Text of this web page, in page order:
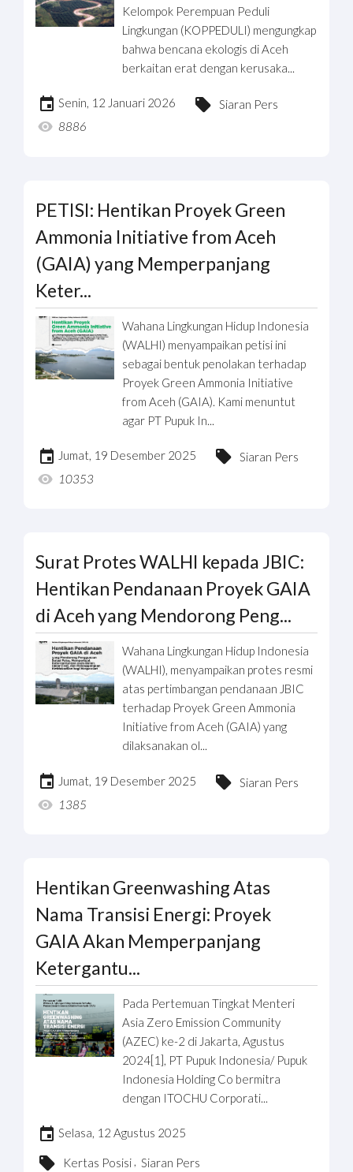
Kelompok Perempuan Peduli
Lingkungan (KOPPEDULI) mengungkap
bahwa bencana ekologis di Aceh
berkaitan erat dengan kerusaka...
Senin, 12 Januari 2026
Siaran Pers
8886
PETISI: Hentikan Proyek Green
Ammonia Initiative from Aceh
(GAIA) yang Memperpanjang
Keter...
Wahana Lingkungan Hidup Indonesia
(WALHI) menyampaikan petisi ini
sebagai bentuk penolakan terhadap
Proyek Green Ammonia Initiative
from Aceh (GAIA). Kami menuntut
agar PT Pupuk In...
Jumat, 19 Desember 2025
Siaran Pers
10353
Surat Protes WALHI kepada JBIC:
Hentikan Pendanaan Proyek GAIA
di Aceh yang Mendorong Peng...
Wahana Lingkungan Hidup Indonesia
(WALHI), menyampaikan protes resmi
atas pertimbangan pendanaan JBIC
terhadap Proyek Green Ammonia
Initiative from Aceh (GAIA) yang
dilaksanakan ol...
Jumat, 19 Desember 2025
Siaran Pers
1385
Hentikan Greenwashing Atas
Nama Transisi Energi: Proyek
GAIA Akan Memperpanjang
Ketergantu...
Pada Pertemuan Tingkat Menteri
Asia Zero Emission Community
(AZEC) ke-2 di Jakarta, Agustus
2024[1], PT Pupuk Indonesia/ Pupuk
Indonesia Holding Co bermitra
dengan ITOCHU Corporati...
Selasa, 12 Agustus 2025
Kertas Posisi , Siaran Pers